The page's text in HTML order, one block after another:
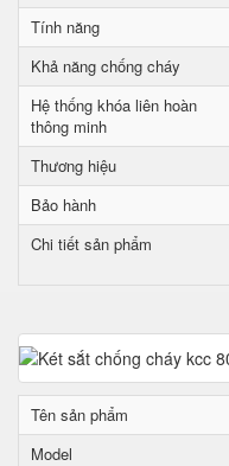
Tính năng
Khả năng chống cháy
Hệ thống khóa liên hoàn
thông minh
Thương hiệu
Bảo hành
Chi tiết sản phẩm
Tên sản phẩm
Model